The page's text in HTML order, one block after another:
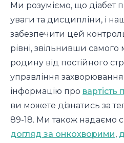
Ми розуміємо, що діабет
уваги та дисципліни, і
забезпечити цей
рівні, звільнивши
родину від постійного
управління
інформацію про
ви можете дізнатись за
89-18. Ми також надаємо
догляд за онкохворими,